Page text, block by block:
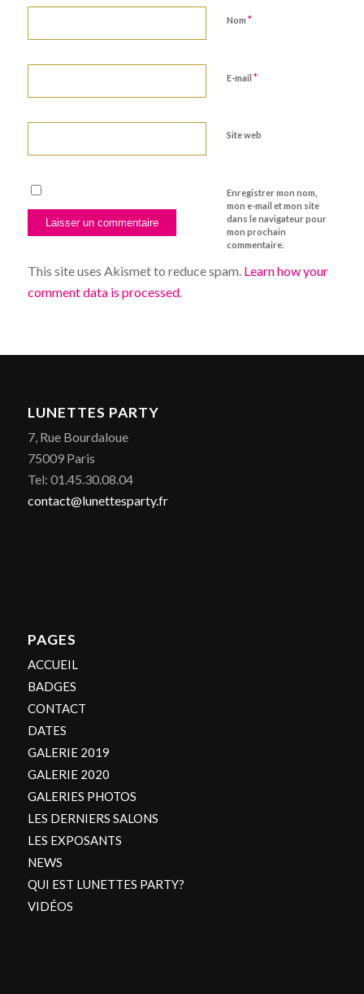
Nom *
E-mail *
Site web
Enregistrer mon nom,
mon e-mail et mon site
dans le navigateur pour
mon prochain
commentaire.
This site uses Akismet to reduce spam. Learn how your
comment data is processed.
LUNETTES PARTY
7, Rue Bourdaloue
75009 Paris
Tel: 01.45.30.08.04
contact@lunettesparty.fr
PAGES
ACCUEIL
BADGES
CONTACT
DATES
GALERIE 2019
GALERIE 2020
GALERIES PHOTOS
LES DERNIERS SALONS
LES EXPOSANTS
NEWS
QUI EST LUNETTES PARTY?
VIDÉOS